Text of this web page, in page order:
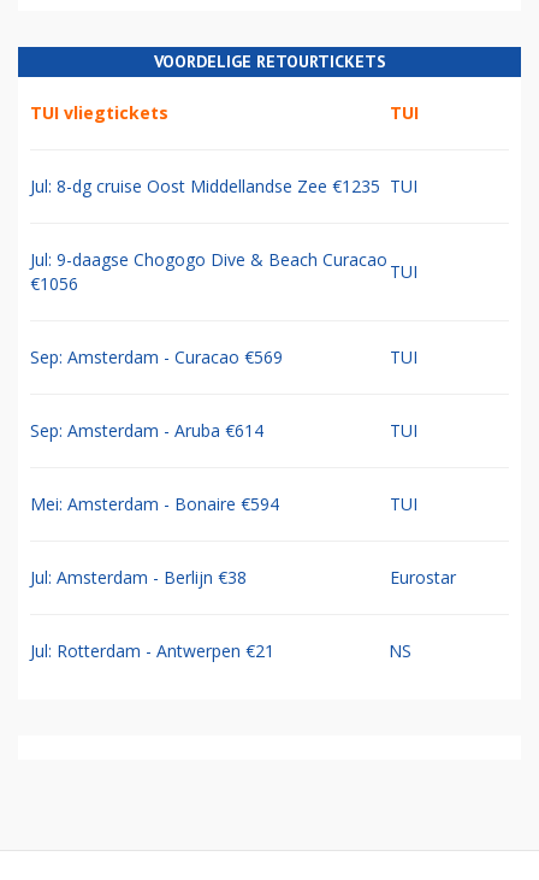
VOORDELIGE RETOURTICKETS
TUI vliegtickets TUI
Jul: 8-dg cruise Oost Middellandse Zee €1235 TUI
Jul: 9-daagse Chogogo Dive & Beach Curacao
€1056
TUI
Sep: Amsterdam - Curacao €569 TUI
Sep: Amsterdam - Aruba €614 TUI
Mei: Amsterdam - Bonaire €594 TUI
Jul: Amsterdam - Berlijn €38 Eurostar
Jul: Rotterdam - Antwerpen €21 NS